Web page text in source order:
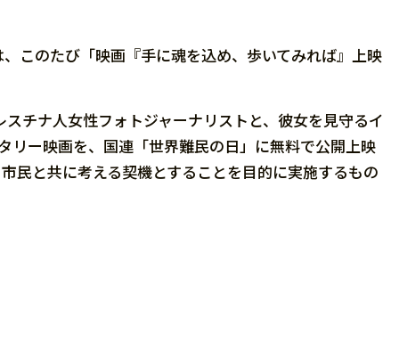
このたび「映画『手に魂を込め、歩いてみれば』上映
チナ人女性フォトジャーナリストと、彼女を見守るイ
リー映画を、国連「世界難民の日」に無料で公開上映
民と共に考える契機とすることを目的に実施するもの